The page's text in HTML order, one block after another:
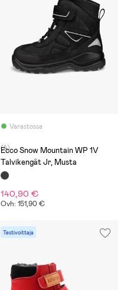
Varastossa
(4)
Ecco Snow Mountain WP 1V
Talvikengät Jr, Musta
140,90 €
Ovh: 151,90 €
Testivoittaja